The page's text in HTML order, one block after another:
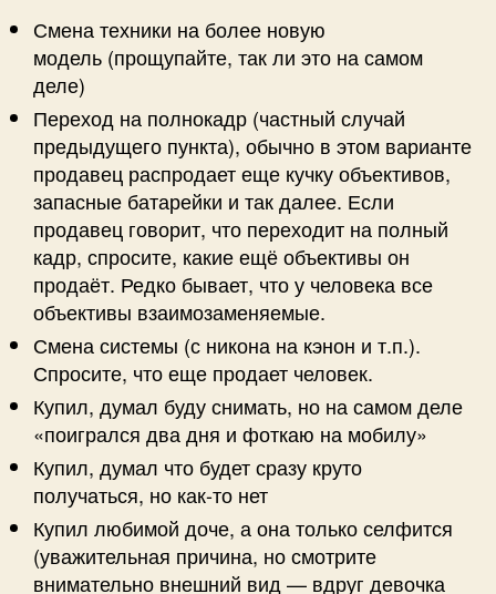
Смена техники на более новую
модель (прощупайте, так ли это на самом
деле)
Переход на полнокадр (частный случай
предыдущего пункта), обычно в этом варианте
продавец распродает еще кучку объективов,
запасные батарейки и так далее. Если
продавец говорит, что переходит на полный
кадр, спросите, какие ещё объективы он
продаёт. Редко бывает, что у человека все
объективы взаимозаменяемые.
Смена системы (с никона на кэнон и т.п.).
Спросите, что еще продает человек.
Купил, думал буду снимать, но на самом деле
«поигрался два дня и фоткаю на мобилу»
Купил, думал что будет сразу круто
получаться, но как-то нет
Купил любимой доче, а она только селфится
(уважительная причина, но смотрите
внимательно внешний вид — вдруг девочка